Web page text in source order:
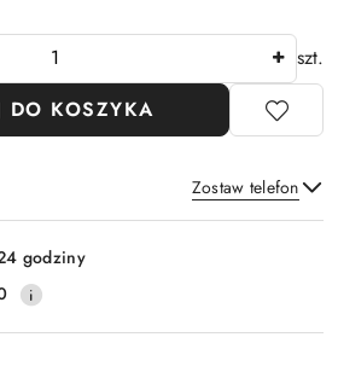
szt.
DO KOSZYKA
Zostaw telefon
Wyślij
godziny